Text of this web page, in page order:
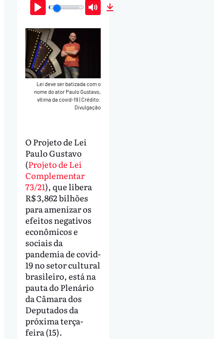
Play Mute
Lei deve ser batizada com o
nome do ator Paulo Gustavo,
vítima da covid-19 Crédito:
Divulgação
O Projeto de Lei
Paulo Gustavo
(Projeto de Lei
Complementar
73/21), que libera
R$ 3,862 bilhões
para amenizar os
efeitos negativos
econômicos e
sociais da
pandemia de covid-
19 no setor cultural
brasileiro, está na
pauta do Plenário
da Câmara dos
Deputados da
próxima terça-
feira (15).